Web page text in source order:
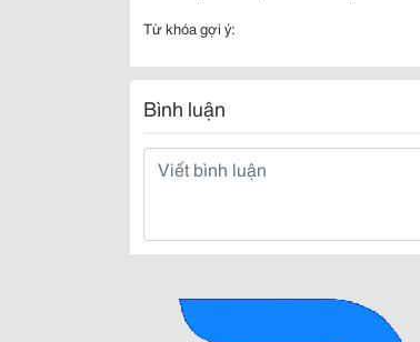
Từ khóa gợi ý:
Bình luận